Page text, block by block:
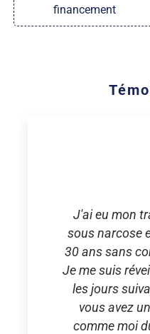
financement
J'ai eu mon
sous narcose
30 ans sans
Je me suis
les jours
vous avez
comme moi